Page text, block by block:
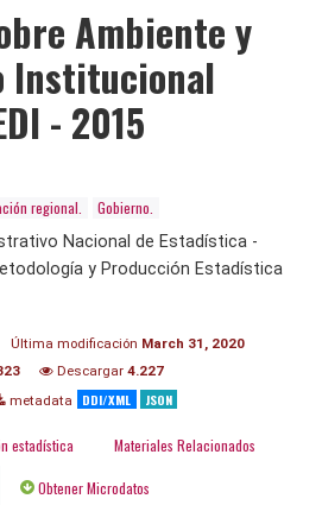
Ambiente y
Institucional
- 2015
regional.
Gobierno.
Nacional de Estadística -
y Producción Estadística
Última modificación March 31, 2020
Descargar 4.227
metadata DDI/XML JSON
estadística Materiales Relacionados
Obtener Microdatos